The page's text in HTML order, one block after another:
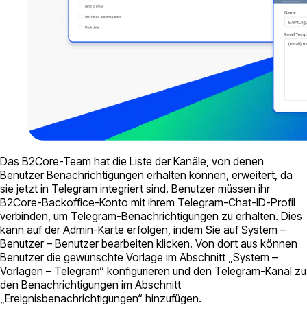
Das B2Core-Team hat die Liste der Kanäle, von denen
Benutzer Benachrichtigungen erhalten können, erweitert, da
sie jetzt in Telegram integriert sind. Benutzer müssen ihr
B2Core-Backoffice-Konto mit ihrem Telegram-Chat-ID-Profil
verbinden, um Telegram-Benachrichtigungen zu erhalten. Dies
kann auf der Admin-Karte erfolgen, indem Sie auf System –
Benutzer – Benutzer bearbeiten klicken. Von dort aus können
Benutzer die gewünschte Vorlage im Abschnitt „System –
Vorlagen – Telegram“ konfigurieren und den Telegram-Kanal zu
den Benachrichtigungen im Abschnitt
„Ereignisbenachrichtigungen“ hinzufügen.